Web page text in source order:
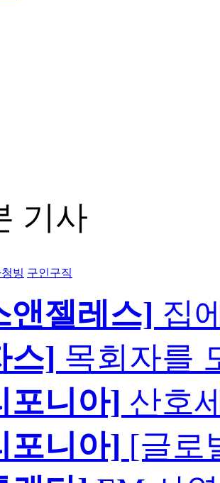
기사
빙 구인구직
앤젤레스] 집
스] 목회자를
포니아] 산호
포니아] [글로